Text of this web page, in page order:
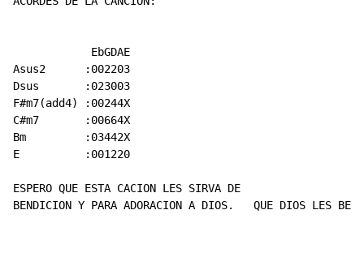
            EbGDAE
Asus2      :002203
Dsus       :023003
F#m7(add4) :00244X
C#m7       :00664X
Bm         :03442X
E          :001220
ESPERO QUE ESTA CACION LES SIRVA DE
BENDICION Y PARA ADORACION A DIOS.   QUE DIOS LES